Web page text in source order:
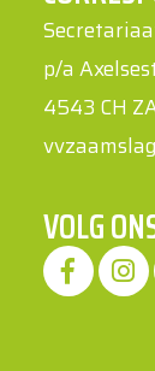
p/a
4543 CH
VOLG